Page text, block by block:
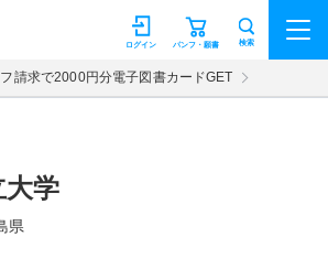
ジョン パンフ・願書
ログイン 検索
フ請求で2000円分電子図書カードGET
大学
県